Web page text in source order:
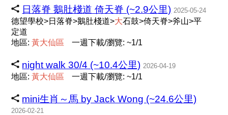
日落脊 鵝肚棧道 倚天脊 (~2.9公里) 2025-05-24
德望學校>日落脊>鵝肚棧道>大石鼓>倚天脊>斧山>平
定道
地區:黃大仙區 一週下載/瀏覽: ~1/1
night walk 30/4 (~10.4公里) 2026-04-19
地區:黃大仙區 一週下載/瀏覽: ~1/1
mini生肖～馬 by Jack Wong (~24.6公里)
2026-02-21